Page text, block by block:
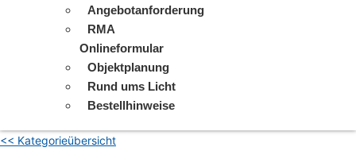
Angebotanforderung
RMA
Onlineformular
Objektplanung
Rund ums Licht
Bestellhinweise
<< Kategorieübersicht